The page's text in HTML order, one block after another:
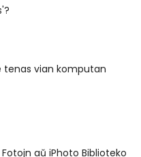
tenas vian komputan
Fotojn aŭ iPhoto Biblioteko